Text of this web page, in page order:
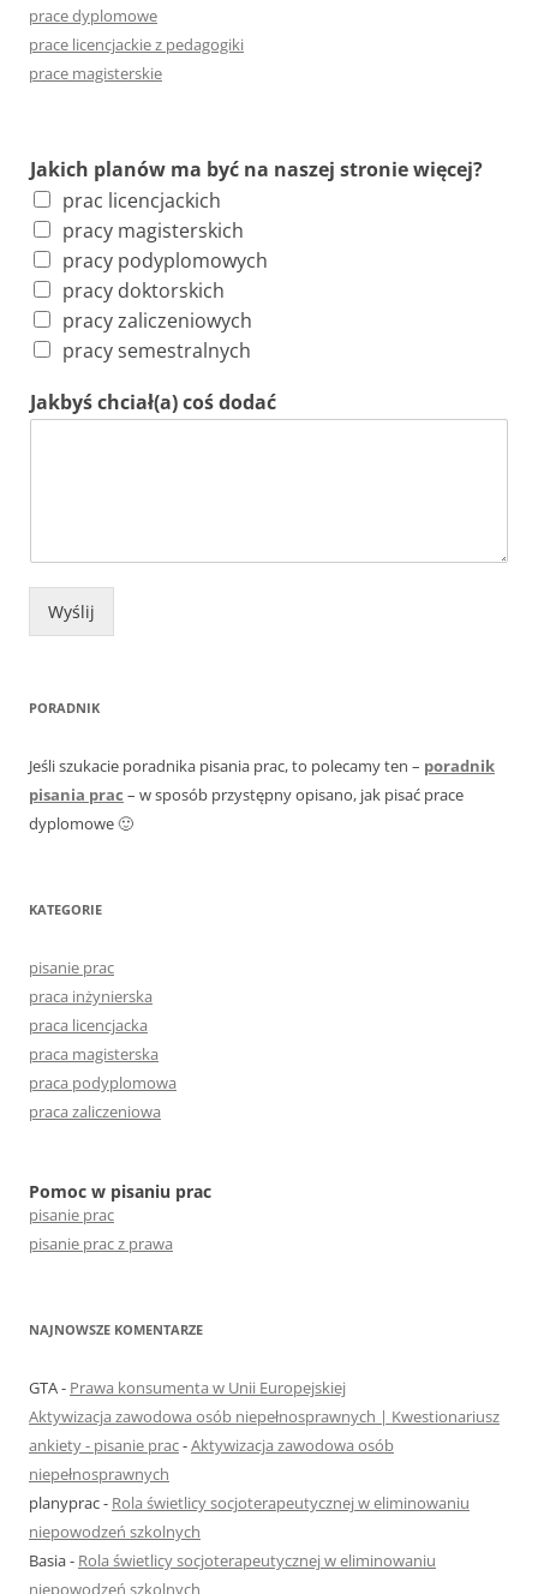
j
:
prace dyplomowe
prace licencjackie z pedagogiki
prace magisterskie
Jakich planów ma być na naszej stronie więcej?
prac licencjackich
pracy magisterskich
pracy podyplomowych
pracy doktorskich
pracy zaliczeniowych
pracy semestralnych
Jakbyś chciał(a) coś dodać
Wyślij
PORADNIK
Jeśli szukacie poradnika pisania prac, to polecamy ten – poradnik
pisania prac – w sposób przystępny opisano, jak pisać prace
dyplomowe 🙂
KATEGORIE
pisanie prac
praca inżynierska
praca licencjacka
praca magisterska
praca podyplomowa
praca zaliczeniowa
Pomoc w pisaniu prac
pisanie prac
pisanie prac z prawa
NAJNOWSZE KOMENTARZE
GTA- Prawa konsumenta w Unii Europejskiej
Aktywizacja zawodowa osób niepełnosprawnych | Kwestionariusz
ankiety - pisanie prac-Aktywizacja zawodowa osób
niepełnosprawnych
planyprac- Rola świetlicy socjoterapeutycznej w eliminowaniu
niepowodzeń szkolnych
Basia- Rola świetlicy socjoterapeutycznej w eliminowaniu
niepowodzeń szkolnych